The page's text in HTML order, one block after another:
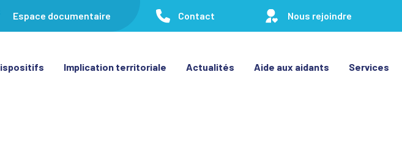
Espace documentaire Contact Nous rejoindre
Implication territoriale Actualités Aide aux aidants Services